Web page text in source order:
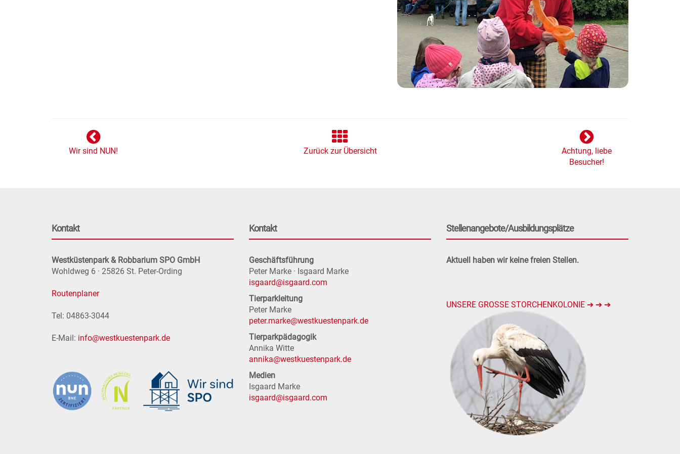
Wir sind NUN! Zurück zur Übersicht
Achtung, liebe
Besucher!
Kontakt
Westküstenpark & Robbarium SPO GmbH
Wohldweg 6 · 25826 St. Peter-Ording
Routenplaner
Tel: 04863-3044
E-Mail: info@westkuestenpark.de
Kontakt
Geschäftsführung
Peter Marke · Isgaard Marke
isgaard@isgaard.com
Tierparkleitung
Peter Marke
peter.marke@westkuestenpark.de
Tierparkpädagogik
Annika Witte
annika@westkuestenpark.de
Medien
Isgaard Marke
isgaard@isgaard.com
Stellenangebote/Ausbildungsplätze
Aktuell haben wir keine freien Stellen.
UNSERE GROSSE STORCHENKOLONIE ➔ ➔ ➔